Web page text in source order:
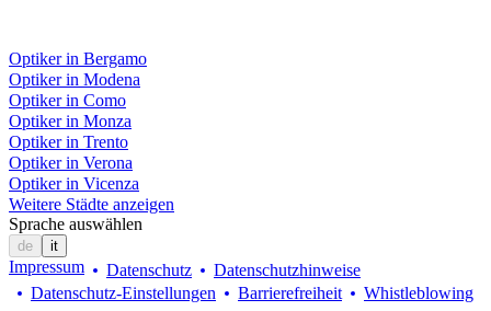
Optiker in Bergamo
Optiker in Modena
Optiker in Como
Optiker in Monza
Optiker in Trento
Optiker in Verona
Optiker in Vicenza
Weitere Städte anzeigen
Sprache auswählen
de it
Impressum Datenschutz
Datenschutzhinweise
Datenschutz-Einstellungen
Barrierefreiheit Whistleblowing